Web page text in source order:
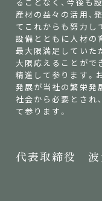
産材の益々の活用、
てこれからも努力し
設備とともに人材の
最大限満足していた
大限応えることがで
精進して参ります。
発展が当社の繁栄発
社会から必要とされ
て参ります。
代表取締役